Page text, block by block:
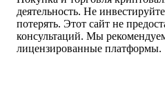
деятельность. Не
потерять. Этот сайт не
консультаций. Мы
лицензированные платформы.